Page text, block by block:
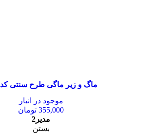
ماگ و زیر ماگی طرح سنتی کد ۱۱۰
موجود در انبار
355,000 تومان
مدیر2
بستن